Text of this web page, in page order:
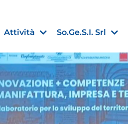
Attività So.Ge.S.I. Srl
Finanza agevolata